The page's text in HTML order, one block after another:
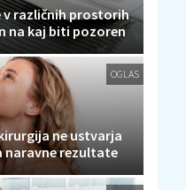
v različnih prostorih
na kaj biti pozoren
OGLAS
ne ustvarja
rezultate